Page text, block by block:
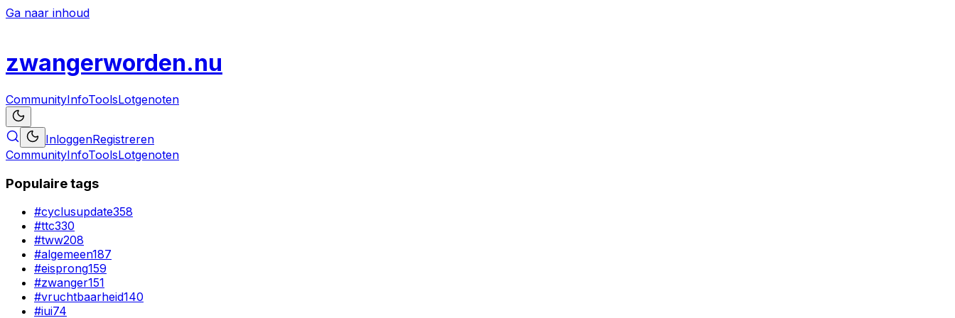
Ga naar inhoud
zwangerworden.nu
CommunityInfoToolsLotgenoten
InloggenRegistreren
CommunityInfoToolsLotgenoten
Populaire tags
#cyclusupdate358
#ttc330
#tww208
#algemeen187
#eisprong159
#zwanger151
#vruchtbaarheid140
#iui74